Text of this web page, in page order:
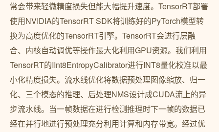
常会带来轻微精度损失但能大幅提升速度。TensorRT部署
使用NVIDIA的TensorRT SDK将训练好的PyTorch模型转
换为高度优化的TensorRT引擎。TensorRT会进行层融
合、内核自动调优等操作最大化利用GPU资源。我们利用
TensorRT的IInt8EntropyCalibrator进行INT8量化校准以最
小化精度损失。流水线优化将数据预处理图像缩放、归一
化、三个模态的推理、后处理NMS设计成CUDA流上的异
步流水线。当一帧数据在进行检测推理时下一帧的数据已
经在并行地进行预处理充分利用计算和内存带宽。经过优